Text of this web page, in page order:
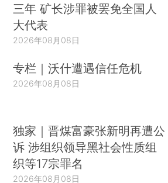
三年 矿长涉罪被罢免全国人
大代表
2026年08月08日
专栏｜沃什遭遇信任危机
2026年08月08日
独家｜晋煤富豪张新明再遭公
诉 涉组织领导黑社会性质组
织等17宗罪名
2026年08月08日